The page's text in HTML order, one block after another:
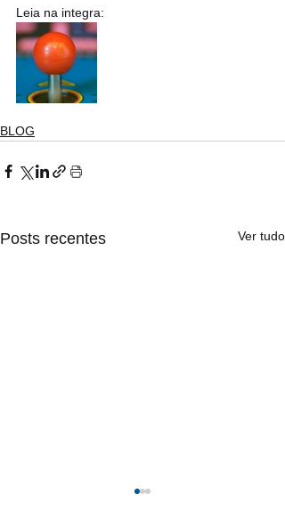
Leia na integra:
BLOG
Posts recentes Ver tudo